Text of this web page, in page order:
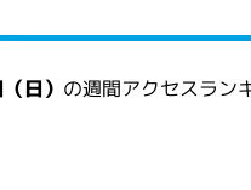
日） の週間アクセスラン